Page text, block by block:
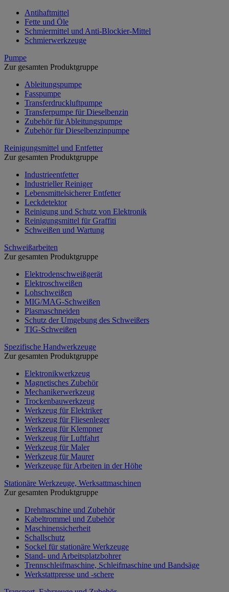
Antihaftmittel
Fette und Öle
Schmiermittel und Anti-Blockier-Mittel
Schmierwerkzeuge
Pumpe
Zur gesamten Produktgruppe
Ableitungspumpe
Fasspumpe
Transferdruckluftpumpe
Transferpumpe für Dieselbenzin
Zubehör für Ableitungspumpe
Zubehör für Dieselbenzinpumpe
Reinigungsmittel und Entfetter
Zur gesamten Produktgruppe
Industrieentfetter
Industrieller Reiniger
Lebensmittelsicherer Entfetter
Leckdetektor
Reinigung und Schutz von Elektronik
Reinigungsmittel für Graffiti
Schweißen und Wartung
Schweißarbeiten
Zur gesamten Produktgruppe
Elektrodenschweißgerät
Elektroschweißen
Lohschweißen
MIG/MAG-Schweißen
Plasmaschneiden
Schutz der Umgebung des Schweißers
TIG-Schweißen
Spezifische Handwerkzeuge
Zur gesamten Produktgruppe
Elektronikwerkzeug
Magnetisches Zubehör
Mechanikerwerkzeug
Trockenbauwerkzeug
Werkzeug für Elektriker
Werkzeug für Fliesenleger
Werkzeug für Klempner
Werkzeug für Luftfahrt
Werkzeug für Maler
Werkzeug für Maurer
Werkzeuge für Arbeiten in der Höhe
Stationäre Werkzeuge, Werksattmaschinen
Zur gesamten Produktgruppe
Drehmaschine und Zubehör
Kabeltrommel und Zubehör
Maschinensicherheit
Schallschutz
Sockel für stationäre Werkzeuge
Stand- und Arbeitsplatzbohrer
Trennschleifmaschine, Schleifmaschine und Bandsäge
Werkstattpresse und -schere